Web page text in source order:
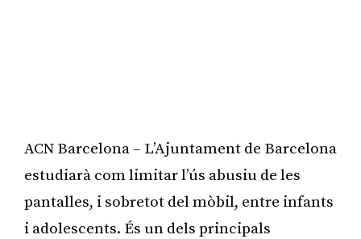
ACN Barcelona – L’Ajuntament de Barcelona
estudiarà com limitar l’ús abusiu de les
pantalles, i sobretot del mòbil, entre infants
i adolescents. És un dels principals